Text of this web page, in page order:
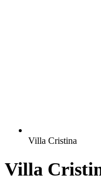
Villa Cristina
Villa